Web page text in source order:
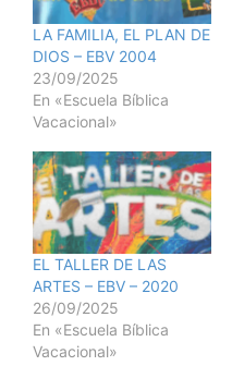
LA FAMILIA, EL PLAN DE
DIOS – EBV 2004
23/09/2025
En «Escuela Bíblica
Vacacional»
EL TALLER DE LAS
ARTES – EBV – 2020
26/09/2025
En «Escuela Bíblica
Vacacional»